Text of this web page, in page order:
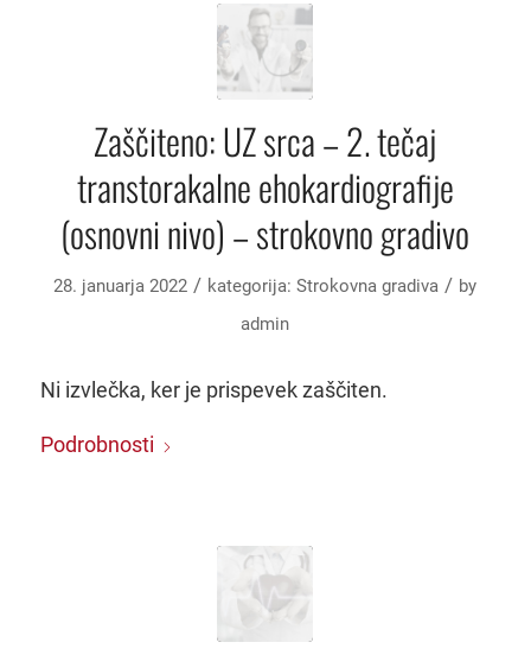
Zaščiteno: UZ srca – 2. tečaj
transtorakalne ehokardiografije
(osnovni nivo) – strokovno gradivo
28. januarja 2022 / kategorija:Strokovna gradiva / by
admin
Ni izvlečka, ker je prispevek zaščiten.
Podrobnosti